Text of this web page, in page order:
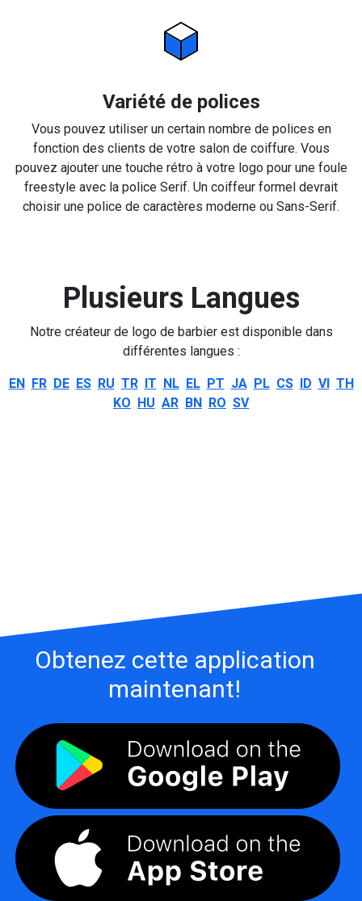
Variété de polices
Vous pouvez utiliser un certain nombre de polices en
fonction des clients de votre salon de coiffure. Vous
pouvez ajouter une touche rétro à votre logo pour une foule
freestyle avec la police Serif. Un coiffeur formel devrait
choisir une police de caractères moderne ou Sans-Serif.
Plusieurs Langues
Notre créateur de logo de barbier est disponible dans
différentes langues :
EN FR DE ES RU TR IT NL EL PT JA PL CS ID VI TH
KO HU AR BN RO SV
Obtenez cette application
maintenant!